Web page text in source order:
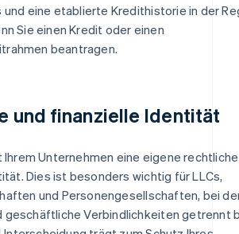
und eine etablierte Kredithistorie in der
Sie einen Kredit oder einen
beantragen.
und finanzielle Identität
Ihrem Unternehmen eine eigene
Dies ist besonders wichtig für LLCs,
und Personengesellschaften, bei
geschäftliche Verbindlichkeiten getrennt